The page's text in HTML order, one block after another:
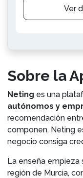
Ver
Sobre la
Neting es una
autónomos y
recomendación
componen. Neting
negocio consiga
La enseña empieza
región de Murcia,